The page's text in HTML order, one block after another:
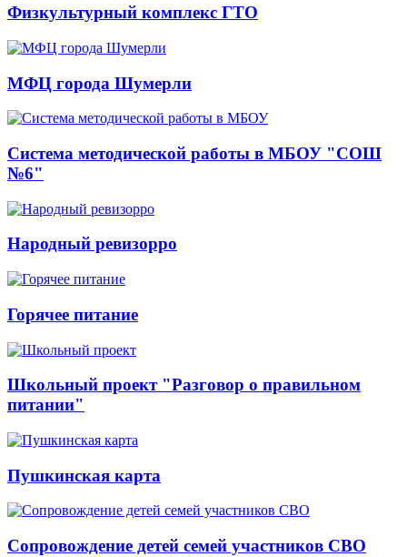
Физкультурный комплекс ГТО
МФЦ города Шумерли
Система методической работы в МБОУ "СОШ
№6"
Народный ревизорро
Горячее питание
Школьный проект "Разговор о правильном
питании"
Пушкинская карта
Сопровождение детей семей участников СВО